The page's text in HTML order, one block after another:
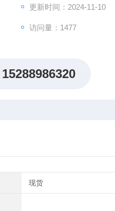
更新时间：2024-11-10
访问量：1477
15288986320
现货